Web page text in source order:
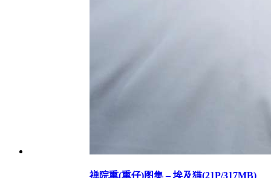
禅院熏(熏仔)图集 – 埃及猫(21P/317MB)